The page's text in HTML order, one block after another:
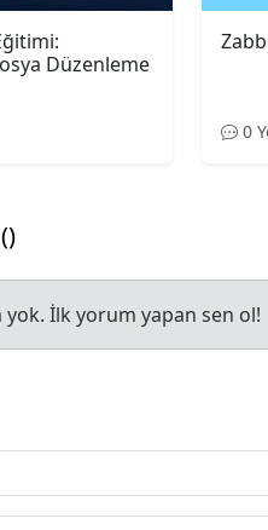
Düzenleme
0
İlk yorum yapan sen ol!